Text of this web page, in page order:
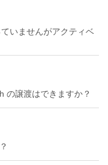
いませんがアクティベ
の譲渡はできますか？